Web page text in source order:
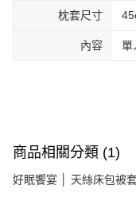
枕套尺寸
內容 單
商品相關分類 (1)
好眠饗宴 │ 天絲床包被